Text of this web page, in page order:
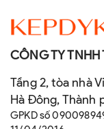
CÔNG TY TNHH
Tầng 2, tòa nhà
Hà Đông, Thành
GPKD số